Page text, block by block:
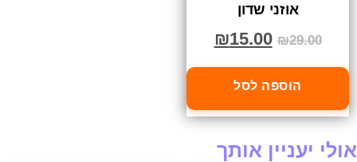
אוזני שדון
₪29.00
₪15.00
הוספה לסל
אולי יעניין אותך